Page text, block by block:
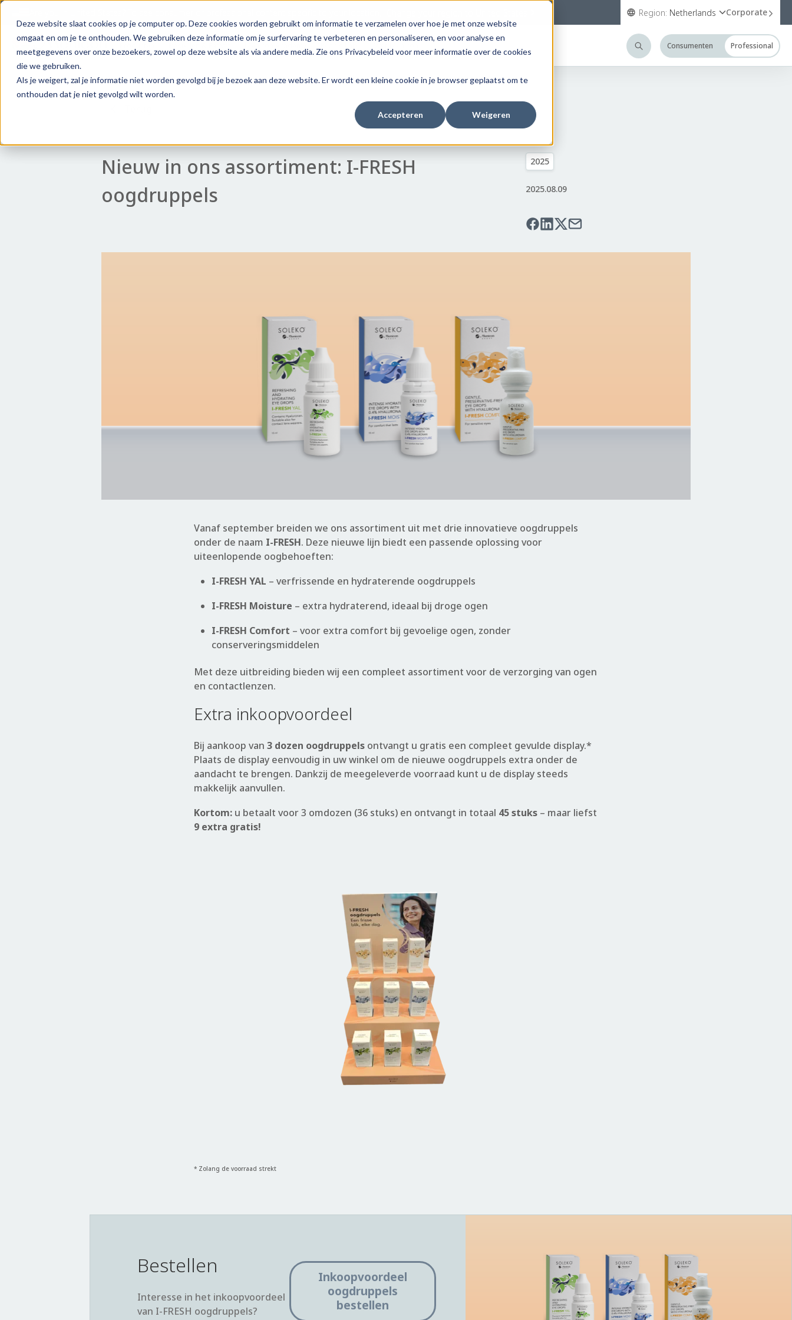
Deze website slaat cookies op je computer op. Deze cookies worden gebruikt om informatie te verzamelen over hoe je met onze website
omgaat en om je te onthouden. We gebruiken deze informatie om je surfervaring te verbeteren en personaliseren, en voor analyse en
meetgegevens over onze bezoekers, zowel op deze website als via andere media. Zie ons Privacybeleid voor meer informatie over de cookies
die we gebruiken.
Als je weigert, zal je informatie niet worden gevolgd bij je bezoek aan deze website. Er wordt een kleine cookie in je browser geplaatst om te
onthouden dat je niet gevolgd wilt worden.
Accepteren Weigeren
Region: Netherlands Corporate
Consumenten Professional
Nieuw in ons assortiment: I-FRESH
oogdruppels
2025
2025.08.09
Vanaf september breiden we ons assortiment uit met drie innovatieve oogdruppels
onder de naam I-FRESH. Deze nieuwe lijn biedt een passende oplossing voor
uiteenlopende oogbehoeften:
I-FRESH YAL – verfrissende en hydraterende oogdruppels
I-FRESH Moisture – extra hydraterend, ideaal bij droge ogen
I-FRESH Comfort – voor extra comfort bij gevoelige ogen, zonder
conserveringsmiddelen
Met deze uitbreiding bieden wij een compleet assortiment voor de verzorging van ogen
en contactlenzen.
Extra inkoopvoordeel
Bij aankoop van 3 dozen oogdruppelsontvangt u gratis een compleet gevulde display.*
Plaats de display eenvoudig in uw winkel om de nieuwe oogdruppels extra onder de
aandacht te brengen. Dankzij de meegeleverde voorraad kunt u de display steeds
makkelijk aanvullen.
Kortom:u betaalt voor 3 omdozen (36 stuks) en ontvangt in totaal 45 stuks– maar liefst
9 extra gratis!
* Zolang de voorraad strekt
Bestellen
Interesse in het inkoopvoordeel
van I-FRESH oogdruppels?
Inkoopvoordeel
oogdruppels
bestellen